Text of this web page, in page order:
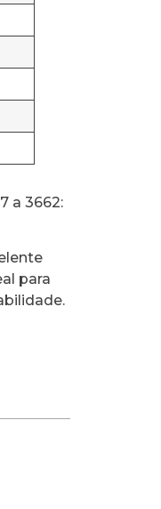
a 3662:
para